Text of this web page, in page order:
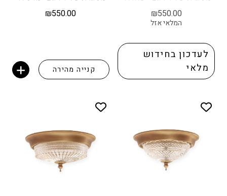
₪550.00
המלאי אזל
לעדכון בחידוש
מלאי
₪550.00
קנייה מהירה